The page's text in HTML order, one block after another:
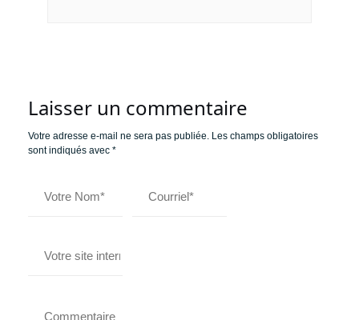
Laisser un commentaire
Votre adresse e-mail ne sera pas publiée. Les champs obligatoires
sont indiqués avec *